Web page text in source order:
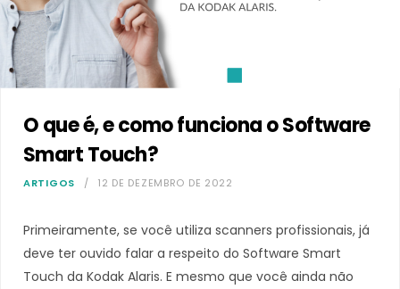
O que é, e como funciona o Software
Smart Touch?
ARTIGOS 12 DE DEZEMBRO DE 2022
Primeiramente, se você utiliza scanners profissionais, já
deve ter ouvido falar a respeito do Software Smart
Touch da Kodak Alaris. E mesmo que você ainda não